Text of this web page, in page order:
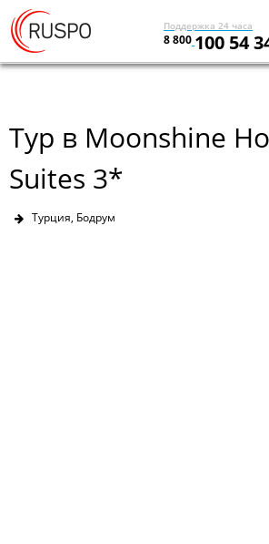
Поддержка 24 часа
8 800 100 54
Тур в Moonshine
Suites 3*
Турция, Бодрум